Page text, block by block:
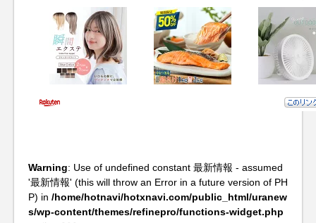
Warning: Use of undefined constant 最新情報 - assumed
'最新情報' (this will throw an Error in a future version of PH
P) in /home/hotnavi/hotxnavi.com/public_html/uranew
s/wp-content/themes/refinepro/functions-widget.php